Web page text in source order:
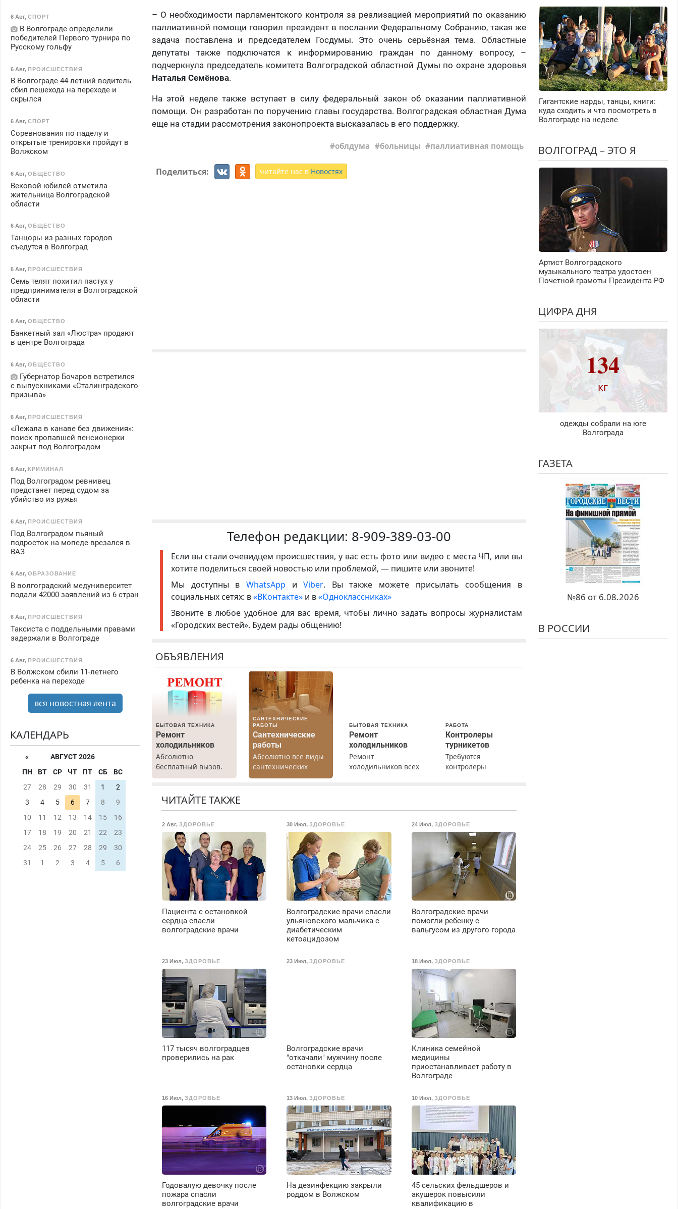
– О необходимости парламентского контроля за реализацией мероприятий по оказанию
паллиативной помощи говорил президент в послании Федеральному Собранию, такая же
задача поставлена и председателем Госдумы. Это очень серьёзная тема. Областные
депутаты также подключатся к информированию граждан по данному вопросу, –
подчеркнула председатель комитета Волгоградской областной Думы по охране здоровья
Наталья Семёнова.
На этой неделе также вступает в силу федеральный закон об оказании паллиативной
помощи. Он разработан по поручению главы государства. Волгоградская областная Дума
еще на стадии рассмотрения законопроекта высказалась в его поддержку.
облдума больницы паллиативная помощь
Поделиться: читайте нас в Новостях
Телефон редакции: 8-909-389-03-00
Если вы стали очевидцем происшествия, у вас есть фото или видео с места ЧП, или вы
хотите поделиться своей новостью или проблемой, — пишите или звоните!
Мы доступны в WhatsApp иViber. Вы также можете присылать сообщения в
социальных сетях: в«ВКонтакте» и в«Одноклассниках»
Звоните в любое удобное для вас время, чтобы лично задать вопросы журналистам
«Городских вестей». Будем рады общению!
ОБЪЯВЛЕНИЯ
БЫТОВАЯ ТЕХНИКА
Ремонт
холодильников
Абсолютно
бесплатный вызов.
Ремонт
марок на дому, с
выходных.
Пенсионерам –
скидки до 40%.
Мастер со стажем.
САНТЕХНИЧЕСКИЕ
РАБОТЫ
Сантехнические
работы
Абсолютно все виды
сантехнических
работ. Быстро.
БЫТОВАЯ ТЕХНИКА
Ремонт
холодильников
Ремонт
холодильников всех
Вызов бесплатный.
РАБОТА
Контролеры
турникетов
Требуются
контролеры
ТК РФ. График работы
любой. Бесплатное
проживание. З/п – до
96000 рублей до
вычета налогов.
Ежемесячно
выплачивается
денежная премия.
Возможно бесплатное
обучение, получение
документов, работа
безопасности с з/п до
125000 руб.
ЧИТАЙТЕ ТАКЖЕ
2 Авг,ЗДОРОВЬЕ
Пациента с остановкой
сердца спасли
волгоградские врачи
30 Июл,ЗДОРОВЬЕ
Волгоградские врачи спасли
ульяновского мальчика с
диабетическим
кетоацидозом
24 Июл, ЗДОРОВЬЕ
Волгоградские врачи
помогли ребенку с
вальгусом из другого города
23 Июл,ЗДОРОВЬЕ
117 тысяч волгоградцев
проверились на рак
23 Июл,ЗДОРОВЬЕ
Волгоградские врачи
"откачали" мужчину после
остановки сердца
18 Июл, ЗДОРОВЬЕ
Клиника семейной
медицины
приостанавливает работу в
Волгограде
16 Июл,ЗДОРОВЬЕ
Годовалую девочку после
пожара спасли
волгоградские врачи
13 Июл,ЗДОРОВЬЕ
На дезинфекцию закрыли
роддом в Волжском
10 Июл, ЗДОРОВЬЕ
45 сельских фельдшеров и
акушерок повысили
квалификацию в
6 Авг, СПОРТ
В Волгограде определили
победителей Первого турнира по
Русскому гольфу
6 Авг, ПРОИСШЕСТВИЯ
В Волгограде 44-летний водитель
сбил пешехода на переходе и
скрылся
6 Авг, СПОРТ
Соревнования по паделу и
открытые тренировки пройдут в
Волжском
6 Авг, ОБЩЕСТВО
Вековой юбилей отметила
жительница Волгоградской
области
6 Авг, ОБЩЕСТВО
Танцоры из разных городов
съедутся в Волгоград
6 Авг, ПРОИСШЕСТВИЯ
Семь телят похитил пастух у
предпринимателя в Волгоградской
области
6 Авг, ОБЩЕСТВО
Банкетный зал «Люстра» продают
в центре Волгограда
6 Авг, ОБЩЕСТВО
Губернатор Бочаров встретился
с выпускниками «Сталинградского
призыва»
6 Авг, ПРОИСШЕСТВИЯ
«Лежала в канаве без движения»:
поиск пропавшей пенсионерки
закрыт под Волгоградом
6 Авг, КРИМИНАЛ
Под Волгоградом ревнивец
предстанет перед судом за
убийство из ружья
6 Авг, ПРОИСШЕСТВИЯ
Под Волгоградом пьяный
подросток на мопеде врезался в
ВАЗ
6 Авг, ОБРАЗОВАНИЕ
В волгоградский медуниверситет
подали 42000 заявлений из 6 стран
6 Авг, ПРОИСШЕСТВИЯ
Таксиста с поддельными правами
задержали в Волгограде
6 Авг, ПРОИСШЕСТВИЯ
В Волжском сбили 11-летнего
ребенка на переходе
вся новостная лента
КАЛЕНДАРЬ
«
АВГУСТ 2026
ПН
ВТ СР ЧТ ПТ СБ
ВС
27
28 29 30 31 1
2
3
4 5 6 7 8
9
10
11 12 13 14 15
16
17
18 19 20 21 22
23
24
25 26 27 28 29
30
31
1 2 3 4 5 6
Гигантские нарды, танцы, книги:
куда сходить и что посмотреть в
Волгограде на неделе
ВОЛГОГРАД – ЭТО Я
Артист Волгоградского
музыкального театра удостоен
Почетной грамоты Президента РФ
ЦИФРА ДНЯ
134
кг
одежды собрали на юге
Волгограда
ГАЗЕТА
№86 от 6.08.2026
В РОССИИ